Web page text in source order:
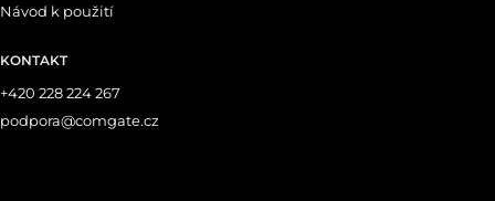
Návod k použití
KONTAKT
+420 228 224 267
podpora@comgate.cz